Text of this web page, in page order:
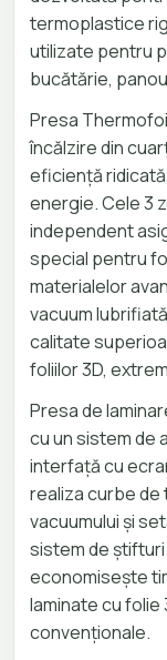
termoplastice
utilizate pentru
bucătărie,
Presa
încălzire din
eficiență
energie. Cele 3
independent
special pentru
materialelor
vacuum
calitate
foliilor 3D,
Presa de
cu un sistem de
interfață cu
realiza curbe
vacuumului și
sistem de
economisește
laminate cu folie
convenționale.